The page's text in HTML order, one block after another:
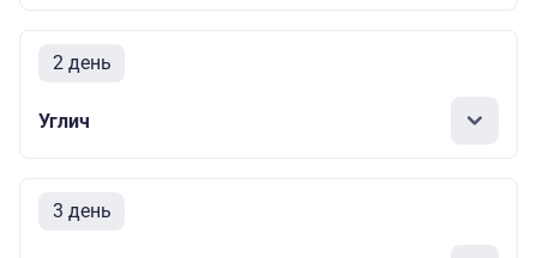
2 день
Углич
3 день